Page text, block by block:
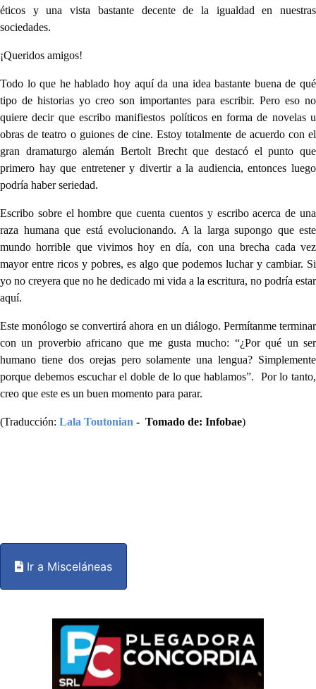
éticos y una vista bastante decente de la igualdad en nuestras
sociedades.
¡Queridos amigos!
Todo lo que he hablado hoy aquí da una idea bastante buena de qué
tipo de historias yo creo son importantes para escribir. Pero eso no
quiere decir que escribo manifiestos políticos en forma de novelas u
obras de teatro o guiones de cine. Estoy totalmente de acuerdo con el
gran dramaturgo alemán Bertolt Brecht que destacó el punto que
primero hay que entretener y divertir a la audiencia, entonces luego
podría haber seriedad.
Escribo sobre el hombre que cuenta cuentos y escribo acerca de una
raza humana que está evolucionando. A la larga supongo que este
mundo horrible que vivimos hoy en día, con una brecha cada vez
mayor entre ricos y pobres, es algo que podemos luchar y cambiar. Si
yo no creyera que no he dedicado mi vida a la escritura, no podría estar
aquí.
Este monólogo se convertirá ahora en un diálogo. Permítanme terminar
con un proverbio africano que me gusta mucho: “¿Por qué un ser
humano tiene dos orejas pero solamente una lengua? Simplemente
porque debemos escuchar el doble de lo que hablamos”. Por lo tanto,
creo que este es un buen momento para parar.
(Traducción: Lala Toutonian - Tomado de: Infobae)
Ir a Misceláneas